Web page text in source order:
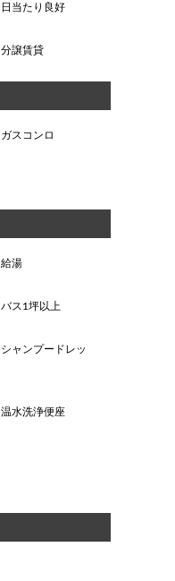
日当たり良好
分譲賃貸
ガスコンロ
給湯
バス1坪以上
シャンプードレッ
温水洗浄便座